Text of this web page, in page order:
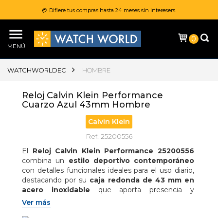
💳 Difiere tus compras hasta 24 meses sin interesers.
MENÚ
0
WATCHWORLDEC HOMBRE
Reloj Calvin Klein Performance
Cuarzo Azul 43mm Hombre
Calvin Klein
Ref. 25200556
El Reloj Calvin Klein Performance 25200556
combina un estilo deportivo contemporáneo
con detalles funcionales ideales para el uso diario,
destacando por su caja redonda de 43 mm en
acero inoxidable que aporta presencia y
resistencia en la muñeca, mientras que su
azul añade un toque elegante y moderno que se
Ver más